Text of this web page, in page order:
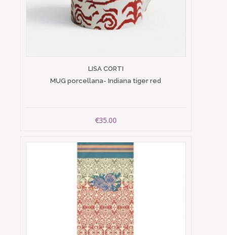
LISA CORTI
MUG porcellana- Indiana tiger red
€35.00